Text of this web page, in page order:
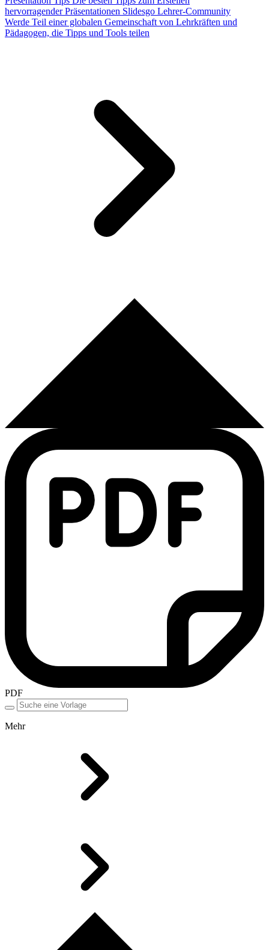
hervorragender Präsentationen Slidesgo Lehrer-Community
Werde Teil einer globalen Gemeinschaft von Lehrkräften und
Pädagogen, die Tipps und Tools teilen
PDF
Mehr